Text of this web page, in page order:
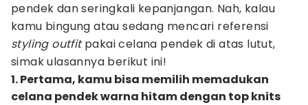
pendek dan seringkali kepanjangan. Nah, kalau
kamu bingung atau sedang mencari referensi
styling outfitpakai celana pendek di atas lutut,
simak ulasannya berikut ini!
1. Pertama, kamu bisa memilih memadukan
celana pendek warna hitam dengan top knits